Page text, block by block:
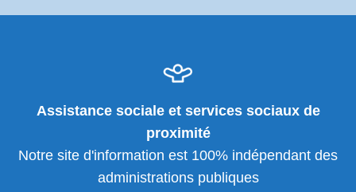
Assistance sociale et services sociaux de
proximité
Notre site d'information est 100% indépendant des
administrations publiques